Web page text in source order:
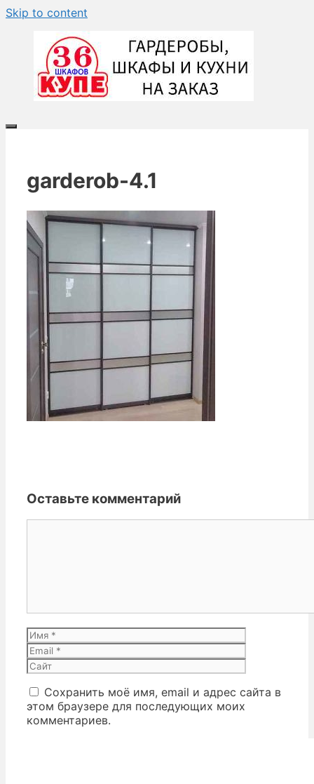
Skip to content
garderob-4.1
Оставьте комментарий
Имя
Сохранить моё имя, email и адрес сайта в
этом браузере для последующих моих
комментариев.